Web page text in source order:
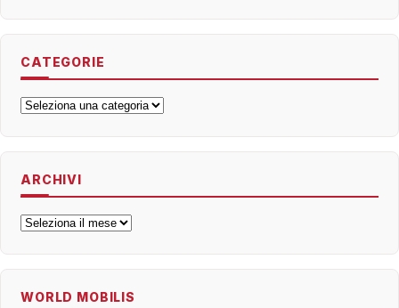
CATEGORIE
Categorie
ARCHIVI
Archivi
WORLD MOBILIS